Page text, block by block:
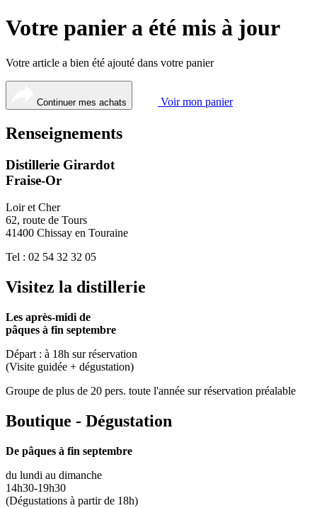
Votre panier a été mis à jour
Votre article a bien été ajouté dans votre panier
Continuer mes achats Voir mon panier
Renseignements
Distillerie Girardot
Fraise-Or
Loir et Cher
62, route de Tours
41400 Chissay en Touraine
Tel : 02 54 32 32 05
Visitez la distillerie
Les après-midi de
pâques à fin septembre
Départ : à 18h sur réservation
(Visite guidée + dégustation)
Groupe de plus de 20 pers. toute l'année sur réservation préalable
Boutique - Dégustation
De pâques à fin septembre
du lundi au dimanche
14h30-19h30
(Dégustations à partir de 18h)